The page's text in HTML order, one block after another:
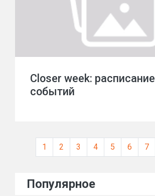
Сloser week: расписание
событий
1 2 3 4 5 6 7
Популярное